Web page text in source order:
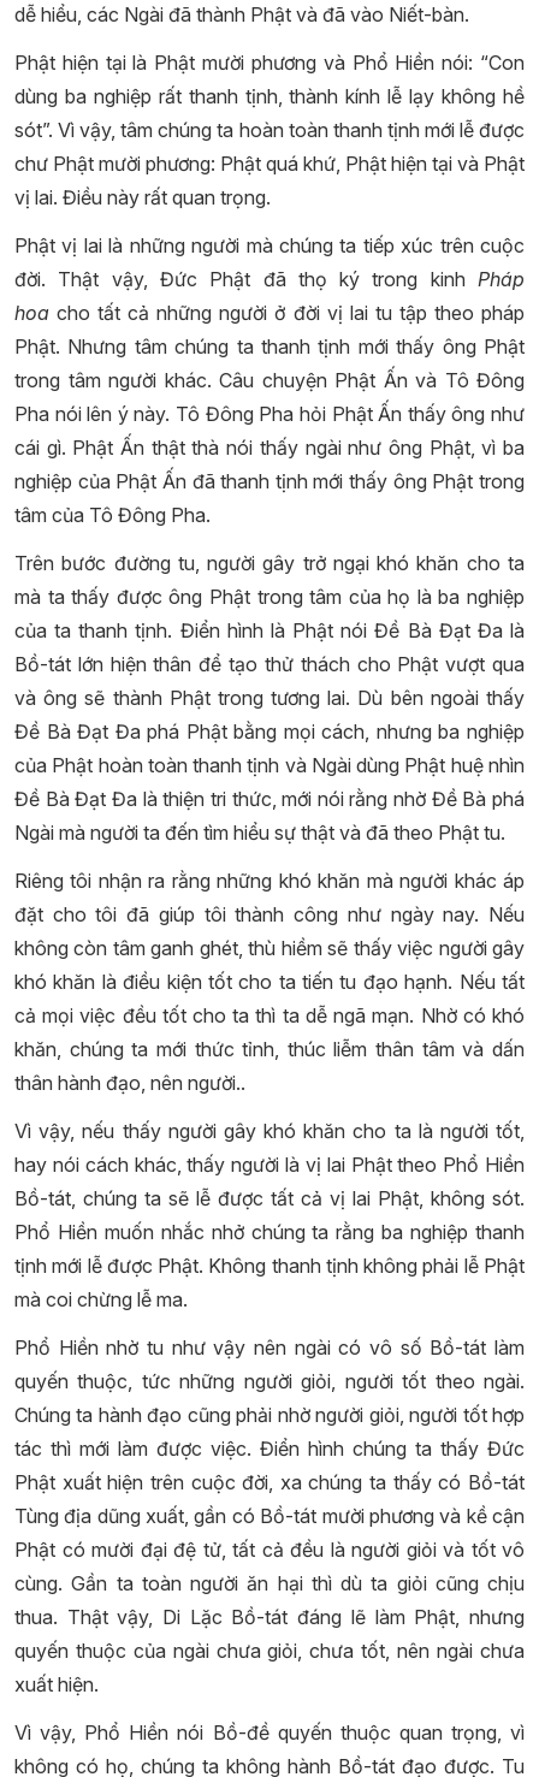
dễ hiểu, các Ngài đã thành Phật và đã vào Niết-bàn.
Phật hiện tại là Phật mười phương và Phổ Hiền nói: “Con
dùng ba nghiệp rất thanh tịnh, thành kính lễ lạy không hề
sót”. Vì vậy, tâm chúng ta hoàn toàn thanh tịnh mới lễ được
chư Phật mười phương: Phật quá khứ, Phật hiện tại và Phật
vị lai. Điều này rất quan trọng.
Phật vị lai là những người mà chúng ta tiếp xúc trên cuộc
đời. Thật vậy, Đức Phật đã thọ ký trong kinh Pháp
hoa cho tất cả những người ở đời vị lai tu tập theo pháp
Phật. Nhưng tâm chúng ta thanh tịnh mới thấy ông Phật
trong tâm người khác. Câu chuyện Phật Ấn và Tô Đông
Pha nói lên ý này. Tô Đông Pha hỏi Phật Ấn thấy ông như
cái gì. Phật Ấn thật thà nói thấy ngài như ông Phật, vì ba
nghiệp của Phật Ấn đã thanh tịnh mới thấy ông Phật trong
tâm của Tô Đông Pha.
Trên bước đường tu, người gây trở ngại khó khăn cho ta
mà ta thấy được ông Phật trong tâm của họ là ba nghiệp
của ta thanh tịnh. Điển hình là Phật nói Đề Bà Đạt Đa là
Bồ-tát lớn hiện thân để tạo thử thách cho Phật vượt qua
và ông sẽ thành Phật trong tương lai. Dù bên ngoài thấy
Đề Bà Đạt Đa phá Phật bằng mọi cách, nhưng ba nghiệp
của Phật hoàn toàn thanh tịnh và Ngài dùng Phật huệ nhìn
Đề Bà Đạt Đa là thiện tri thức, mới nói rằng nhờ Đề Bà phá
Ngài mà người ta đến tìm hiểu sự thật và đã theo Phật tu.
Riêng tôi nhận ra rằng những khó khăn mà người khác áp
đặt cho tôi đã giúp tôi thành công như ngày nay. Nếu
không còn tâm ganh ghét, thù hiềm sẽ thấy việc người gây
khó khăn là điều kiện tốt cho ta tiến tu đạo hạnh. Nếu tất
cả mọi việc đều tốt cho ta thì ta dễ ngã mạn. Nhờ có khó
khăn, chúng ta mới thức tỉnh, thúc liễm thân tâm và dấn
thân hành đạo, nên người..
Vì vậy, nếu thấy người gây khó khăn cho ta là người tốt,
hay nói cách khác, thấy người là vị lai Phật theo Phổ Hiền
Bồ-tát, chúng ta sẽ lễ được tất cả vị lai Phật, không sót.
Phổ Hiền muốn nhắc nhở chúng ta rằng ba nghiệp thanh
tịnh mới lễ được Phật. Không thanh tịnh không phải lễ Phật
mà coi chừng lễ ma.
Phổ Hiền nhờ tu như vậy nên ngài có vô số Bồ-tát làm
quyến thuộc, tức những người giỏi, người tốt theo ngài.
Chúng ta hành đạo cũng phải nhờ người giỏi, người tốt hợp
tác thì mới làm được việc. Điển hình chúng ta thấy Đức
Phật xuất hiện trên cuộc đời, xa chúng ta thấy có Bồ-tát
Tùng địa dũng xuất, gần có Bồ-tát mười phương và kề cận
Phật có mười đại đệ tử, tất cả đều là người giỏi và tốt vô
cùng. Gần ta toàn người ăn hại thì dù ta giỏi cũng chịu
thua. Thật vậy, Di Lặc Bồ-tát đáng lẽ làm Phật, nhưng
quyến thuộc của ngài chưa giỏi, chưa tốt, nên ngài chưa
xuất hiện.
Vì vậy, Phổ Hiền nói Bồ-đề quyến thuộc quan trọng, vì
không có họ, chúng ta không hành Bồ-tát đạo được. Tu